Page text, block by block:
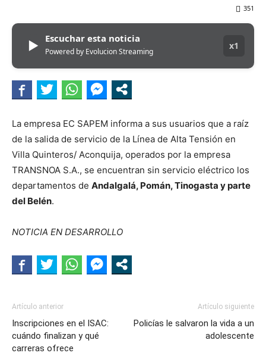
351
▶ Escuchar esta noticia
Powered by Evolucion Streaming
x1
La empresa EC SAPEM informa a sus usuarios que a raíz
de la salida de servicio de la Línea de Alta Tensión en
Villa Quinteros/ Aconquija, operados por la empresa
TRANSNOA S.A., se encuentran sin servicio eléctrico los
departamentos de Andalgalá, Pomán, Tinogasta y parte
del Belén.
NOTICIA EN DESARROLLO
Artículo anterior
Inscripciones en el ISAC:
cuándo finalizan y qué
carreras ofrece
Artículo siguiente
Policías le salvaron la vida a un
adolescente